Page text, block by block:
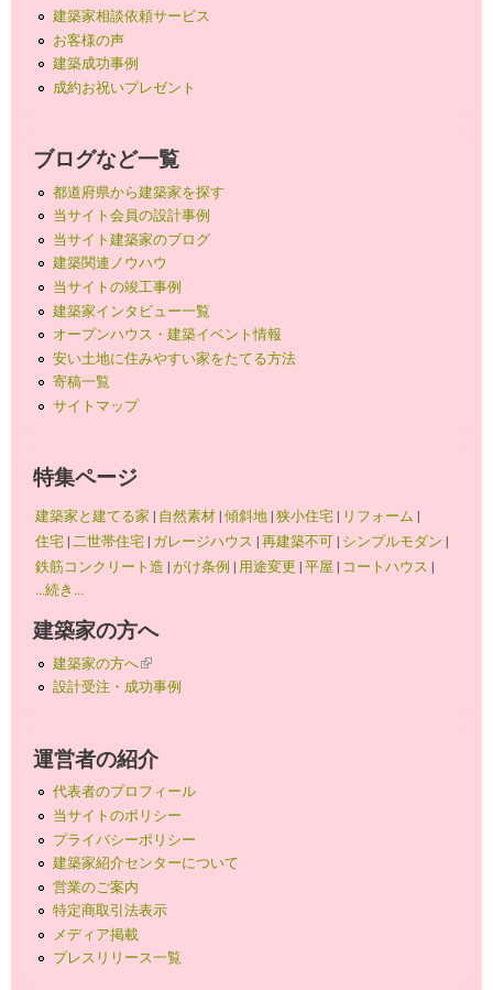
建築家相談依頼サービス
お客様の声
建築成功事例
成約お祝いプレゼント
ブログなど一覧
都道府県から建築家を探す
当サイト会員の設計事例
当サイト建築家のブログ
建築関連ノウハウ
当サイトの竣工事例
建築家インタビュー一覧
オープンハウス・建築イベント情報
安い土地に住みやすい家をたてる方法
寄稿一覧
サイトマップ
特集ページ
建築家と建てる家 | 自然素材|傾斜地|狭小住宅| リフォーム |
住宅|二世帯住宅| ガレージハウス |再建築不可| シンプルモダン |
鉄筋コンクリート造 |がけ条例 | 用途変更 |平屋 | コートハウス |
...続き...
建築家の方へ
建築家の方へ(link is external)
設計受注・成功事例
運営者の紹介
代表者のプロフィール
当サイトのポリシー
プライバシーポリシー
建築家紹介センターについて
営業のご案内
特定商取引法表示
メディア掲載
プレスリリース一覧